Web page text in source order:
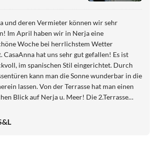
und deren Vermieter können wir sehr
Im April haben wir in Nerja eine
Woche bei herrlichstem Wetter
CasaAnna hat uns sehr gut gefallen! Es ist
im spanischen Stil eingerichtet. Durch
kann man die Sonne wunderbar in die
lassen. Von der Terrasse hat man einen
Blick auf Nerja u. Meer! Die 2.Terrasse
weiteren Blick hat und sich ungestört sonnen